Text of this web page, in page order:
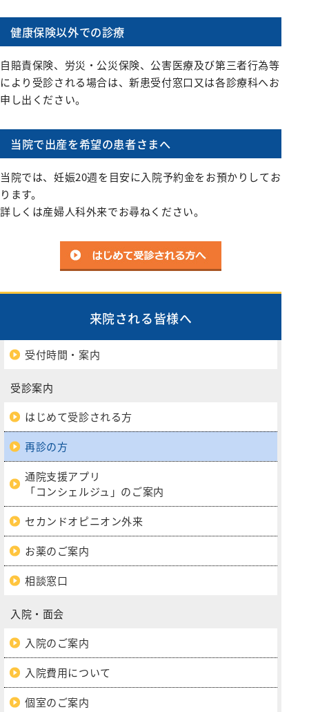
健康保険以外での診療
自賠責保険、労災・公災保険、公害医療及び第三者行為等
により受診される場合は、新患受付窓口又は各診療科へお
申し出ください。
当院で出産を希望の患者さまへ
当院では、妊娠20週を目安に入院予約金をお預かりしてお
ります。
詳しくは産婦人科外来でお尋ねください。
来院される皆様へ
受付時間・案内
受診案内
はじめて受診される方
再診の方
通院支援アプリ
「コンシェルジュ」のご案内
セカンドオピニオン外来
お薬のご案内
相談窓口
入院・面会
入院のご案内
入院費用について
個室のご案内